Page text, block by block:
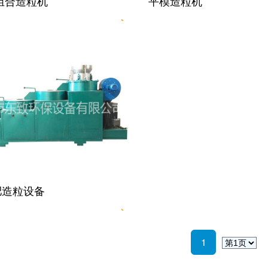
粒设备
1